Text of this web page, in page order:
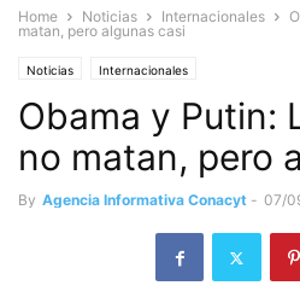
Home Noticias Internacionales
matan, pero algunas casi
Noticias Internacionales
Obama y Putin:
no matan, pero
By Agencia Informativa Conacyt - 07/